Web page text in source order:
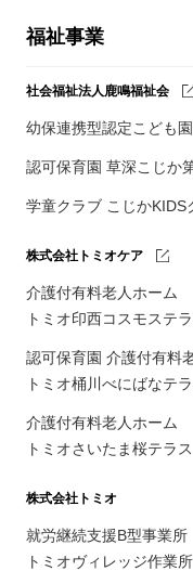
福祉事業
社会福祉法人鹿鳴福祉会
幼保連携型認定こども
認可保育園 草深こじか
学童クラブ こじかKIDS
株式会社トミオケア
介護付有料老人ホーム
トミオ印西コスモステ
認可保育園 介護付有料
トミオ桶川べにばなテ
介護付有料老人ホーム
トミオさいたま桜テラス
株式会社トミオ
就労継続支援B型事業所
トミオヴィレッジ作業所